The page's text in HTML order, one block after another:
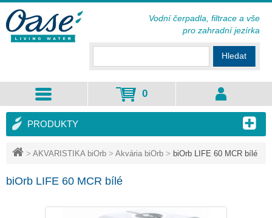
> AKVARISTIKA biOrb > Akvária biOrb > biOrb LIFE 60 MCR bílé
biOrb LIFE 60 MCR bílé
PRODUKTY
Hledat
0
Vodní čerpadla, filtrace a vše
pro zahradní jezírka